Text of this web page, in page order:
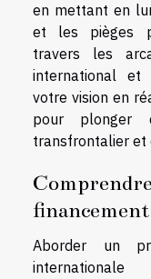
en mettant en
et les pièges
travers les
international et
votre vision en
pour plonger
transfrontalier et
financement
Aborder un
internationale